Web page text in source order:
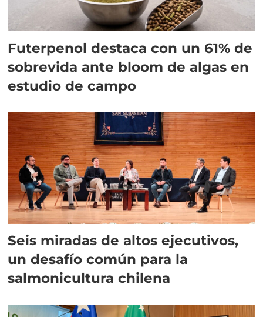
Futerpenol destaca con un 61% de
sobrevida ante bloom de algas en
estudio de campo
Seis miradas de altos ejecutivos,
un desafío común para la
salmonicultura chilena